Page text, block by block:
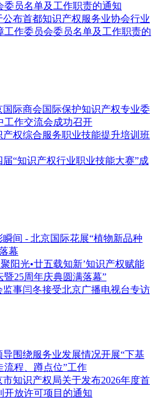
委员名单及工作职责的通知
公布首都知识产权服务业协会行业
工作委员会委员名单及工作职责的
国际商会国际保护知识产权专业委
工作交流会成功召开
产权综合服务职业技能提升培训班
届“知识产权行业职业技能大赛”成
瞬间 - 北京国际花展“植物新品种
幕
聚阳光•廿五载知新’知识产权赋能
暨25周年庆典圆满落幕”
监事闫冬接受北京广播电视台专访
导围绕服务业发展情况开展“下基
流程、蹲点位”工作
市知识产权局关于发布2026年度首
开放许可项目的通知